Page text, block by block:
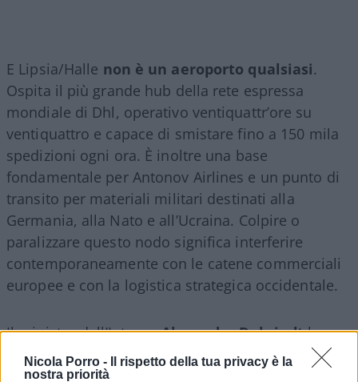
Nicola Porro -
Il rispetto della tua privacy è la
nostra priorità
E Lipsia/Halle non è un aeroporto qualsiasi.
Ospita il più grande hub della rete espressa
mondiale di Dhl, operativo ventiquattr’ore su
ventiquattro e capace di smistare fino a 150 mila
spedizioni ogni ora. È inoltre una base
fondamentale per Antonov Airlines e un punto di
transito per materiali militari destinati alla
Germania, alla Nato e all’Ucraina. Colpire o
paralizzare questo nodo significa interferire
contemporaneamente con le catene commerciali
europee e con la logistica strategica occidentale.
Il ministro dell’InternoAlexander Dobrindtha
parlato di
“attacco ibrido”e di un salto di qualità
nelle minacce. È una definizione pesante, ma non